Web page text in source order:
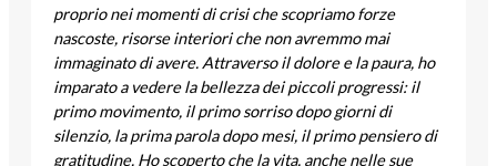
proprio nei momenti di crisi che scopriamo forze
nascoste, risorse interiori che non avremmo mai
immaginato di avere. Attraverso il dolore e la paura, ho
imparato a vedere la bellezza dei piccoli progressi: il
primo movimento, il primo sorriso dopo giorni di
silenzio, la prima parola dopo mesi, il primo pensiero di
gratitudine. Ho scoperto che la vita, anche nelle sue